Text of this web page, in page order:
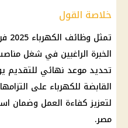
خلاصة القول
تمثل وظائف الكهرباء
الخبرة الراغبين في شغل
القابضة للكهرباء على
لتعزيز كفاءة العمل وضمان
مصر.